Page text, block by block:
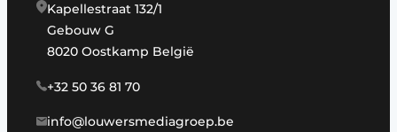
Kapellestraat 132/1
Gebouw G
8020 Oostkamp België
+32 50 36 81 70
info@louwersmediagroep.be